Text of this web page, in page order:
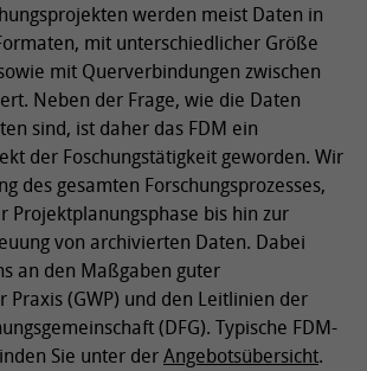
werden meist Daten in
mit unterschiedlicher Größe
mit Querverbindungen zwischen
Neben der Frage, wie die Daten
sind, ist daher das FDM ein
der Foschungstätigkeit geworden. Wir
des gesamten Forschungsprozesses,
Projektplanungsphase bis hin zur
von archivierten Daten. Dabei
an den Maßgaben guter
Praxis (GWP) und den Leitlinien der
(DFG). Typische FDM-
Sie unter derAngebotsübersicht.